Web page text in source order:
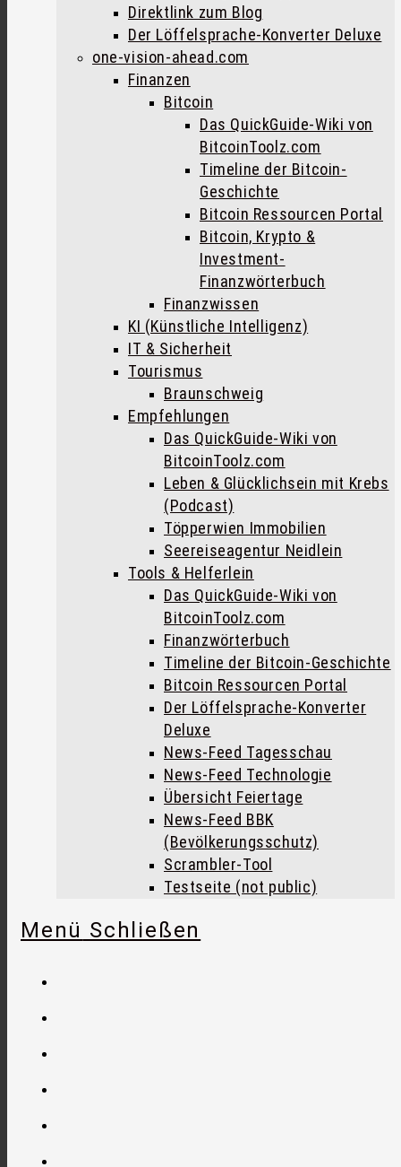
Direktlink zum Blog
Der Löffelsprache-Konverter Deluxe
one-vision-ahead.com
Finanzen
Bitcoin
Das QuickGuide-Wiki von
BitcoinToolz.com
Timeline der Bitcoin-
Geschichte
Bitcoin Ressourcen Portal
Bitcoin, Krypto &
Investment-
Finanzwörterbuch
Finanzwissen
KI (Künstliche Intelligenz)
IT & Sicherheit
Tourismus
Braunschweig
Empfehlungen
Das QuickGuide-Wiki von
BitcoinToolz.com
Leben & Glücklichsein mit Krebs
(Podcast)
Töpperwien Immobilien
Seereiseagentur Neidlein
Tools & Helferlein
Das QuickGuide-Wiki von
BitcoinToolz.com
Finanzwörterbuch
Timeline der Bitcoin-Geschichte
Bitcoin Ressourcen Portal
Der Löffelsprache-Konverter
Deluxe
News-Feed Tagesschau
News-Feed Technologie
Übersicht Feiertage
News-Feed BBK
(Bevölkerungsschutz)
Scrambler-Tool
Testseite (not public)
Menü Schließen